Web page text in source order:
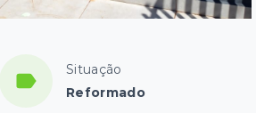
Situação
Reformado